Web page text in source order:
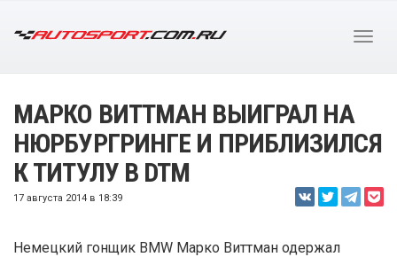
МАРКО ВИТТМАН ВЫИГРАЛ НА
НЮРБУРГРИНГЕ И ПРИБЛИЗИЛСЯ
К ТИТУЛУ В DTM
17 августа 2014 в 18:39
Немецкий гонщик BMW Марко Виттман одержал